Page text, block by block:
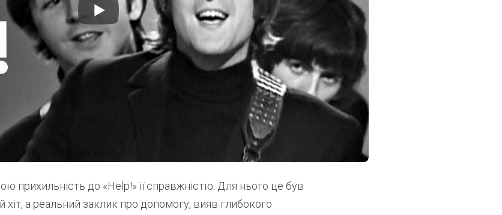
прихильність до «Help!» її справжністю. Для нього це був
хіт, а реальний заклик про допомогу, вияв глибокого